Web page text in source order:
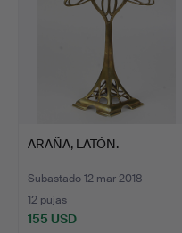
ARAÑA, LATÓN.
Subastado 12 mar 2018
12 pujas
155 USD